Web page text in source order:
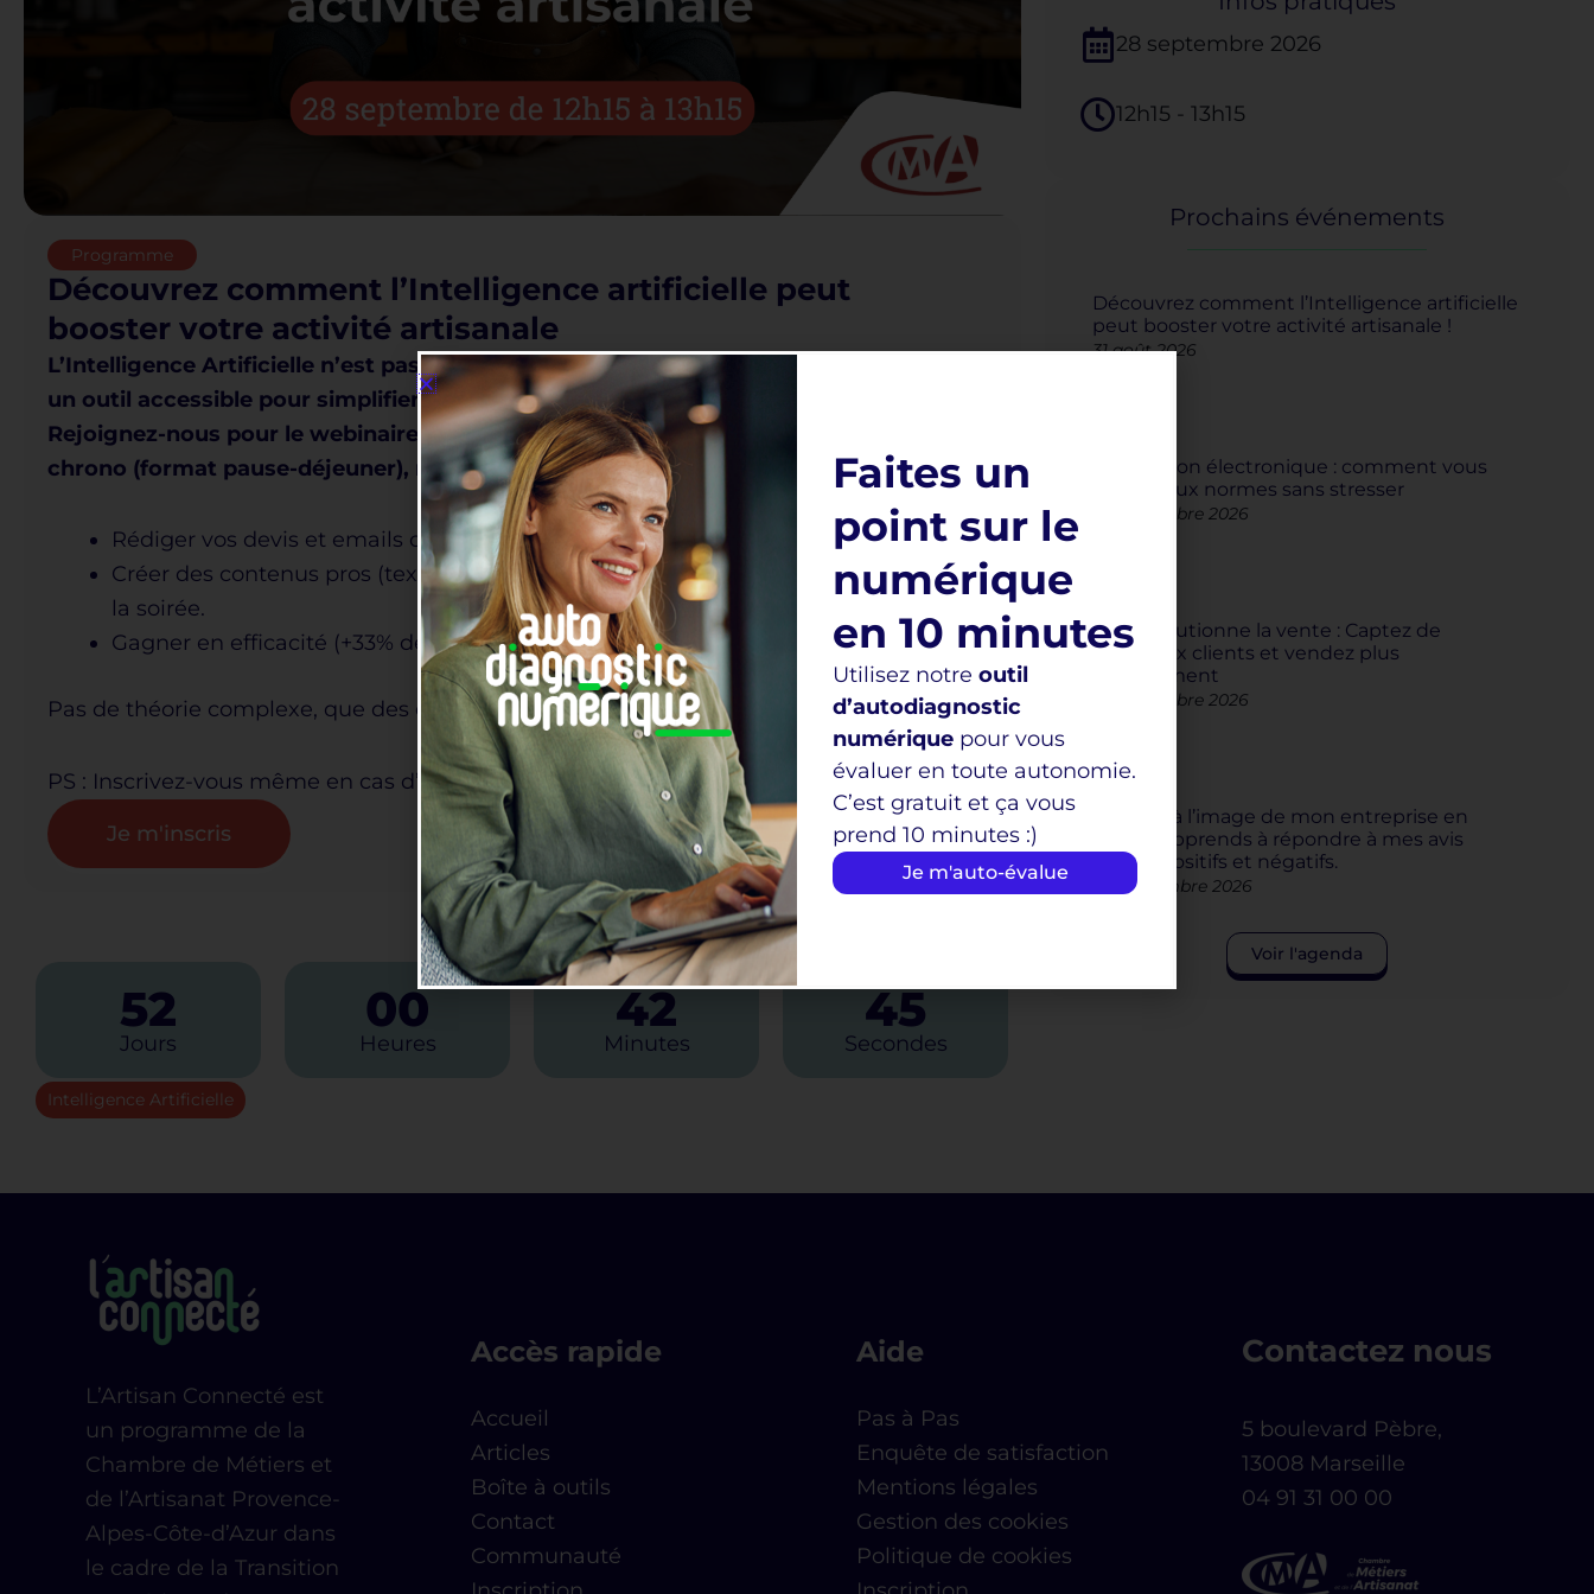
Programme
Découvrez comment l’Intelligence artificielle peut
booster votre activité artisanale
L’Intelligence Artificielle n’est pas réservée aux géants de la tech. C’est aujourd’hui
un outil accessible pour simplifier votre quotidien d’artisan.
Rejoignez-nous pour le webinaire « L’IA au service de votre activité ». En 1 heure
chrono (format pause-déjeuner), nous vous montrerons concrètement comment :
Rédiger vos devis et emails complexes en quelques secondes,.
Créer des contenus pros (textes et images) pour vos réseaux sociaux sans y passer
la soirée.
Gagner en efficacité (+33% de productivité estimée)
Pas de théorie complexe, que des démos pratiques.
PS : Inscrivez-vous même en cas d’absence pour recevoir le replay et nos fiches outils.
Je m'inscris
Début dans :
52
Jours
00
Heures
42
Minutes
44
Secondes
Intelligence Artificielle
28 septembre 2026
12h15 - 13h15
Prochains événements
Découvrez comment l’Intelligence artificielle
peut booster votre activité artisanale !
31 août 2026
Facturation électronique : comment vous
mettre aux normes sans stresser
10 septembre 2026
L’IA révolutionne la vente : Captez de
nouveaux clients et vendez plus
efficacement
14 septembre 2026
Je veille à l’image de mon entreprise en
ligne. J’apprends à répondre à mes avis
clients positifs et négatifs.
24 septembre 2026
Voir l'agenda
L’Artisan Connecté est
un programme de la
Chambre de Métiers et
de l’Artisanat Provence-
Alpes-Côte-d’Azur dans
le cadre de la Transition
Accès rapide
Accueil
Articles
Boîte à outils
Contact
Communauté
Aide
Pas à Pas
Enquête de satisfaction
Mentions légales
Gestion des cookies
Politique de cookies
Contactez nous
5 boulevard Pèbre,
13008 Marseille
04 91 31 00 00
Faites un
point sur le
numérique
en 10 minutes
Utilisez notre outil
d’autodiagnostic
numérique pour vous
évaluer en toute autonomie.
C’est gratuit et ça vous
prend 10 minutes :)
Je m'auto-évalue